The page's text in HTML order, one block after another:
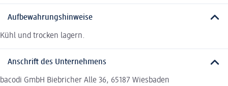
Aufbewahrungshinweise
Kühl und trocken lagern.
Anschrift des Unternehmens
bacodi GmbH Biebricher Alle 36, 65187 Wiesbaden